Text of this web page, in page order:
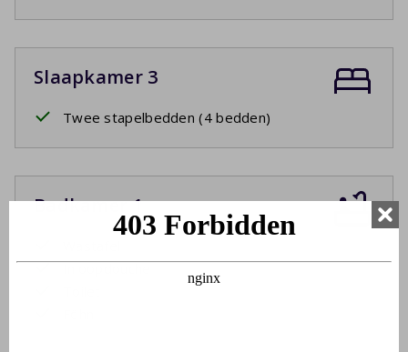
Slaapkamer 3
Twee stapelbedden (4 bedden)
Badkamer 1